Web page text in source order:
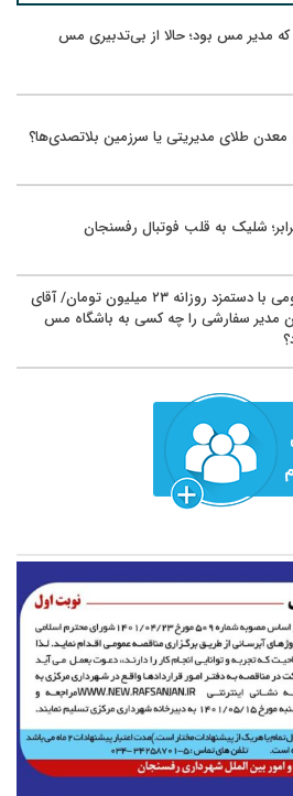
که مدیر مس بود؛ حالا از بی‌تدبیری مس
معدن طلای مدیریتی یا سرزمین بلاتصدی‌ها؟
شلیک به قلب فوتبال رفسنجان
مدیر غیربومی با دستمزد روزانه ۲۳ میلیون تومان/ آقای
مدیر سفارشی را چه کسی به باشگاه مس